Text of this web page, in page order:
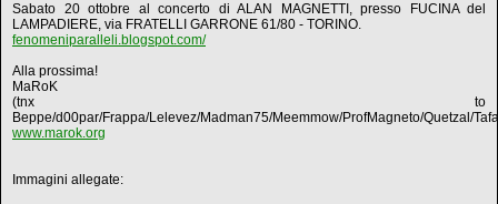
Sabato 20 ottobre al concerto di ALAN MAGNETTI, presso FUCINA del
LAMPADIERE, via FRATELLI GARRONE 61/80 - TORINO.
fenomeniparalleli.blogspot.com/
Alla prossima!
MaRoK
(tnx to
Beppe/d00par/Frappa/Lelevez/Madman75/Meemmow/ProfMagneto/Quetzal/
www.marok.org
Immagini allegate: